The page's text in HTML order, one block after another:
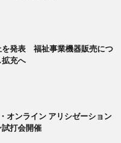
を発表 福祉事業機器販売につ
拡充へ
オンライン アリシゼーション
打会開催